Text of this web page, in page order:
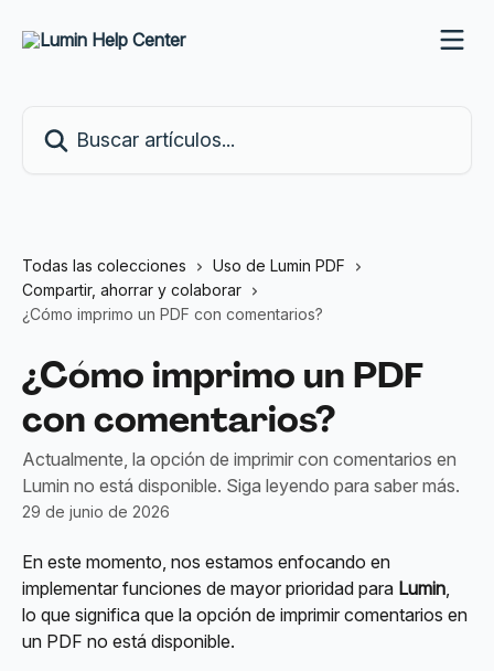
Todas las colecciones
Uso de Lumin PDF
Compartir, ahorrar y colaborar
¿Cómo imprimo un PDF con comentarios?
¿Cómo imprimo un PDF
con comentarios?
Actualmente, la opción de imprimir con comentarios en
Lumin no está disponible. Siga leyendo para saber más.
29 de junio de 2026
En este momento, nos estamos enfocando en
implementar funciones de mayor prioridad para Lumin,
lo que significa que la opción de imprimir comentarios en
un PDF no está disponible.